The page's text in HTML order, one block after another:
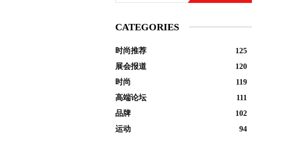
CATEGORIES
时尚推荐
125
展会报道
120
时尚
119
高端论坛
111
品牌
102
运动
94